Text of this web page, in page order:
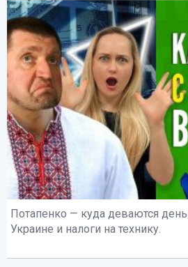
Потапенко — куда деваются
Украине и налоги на технику.